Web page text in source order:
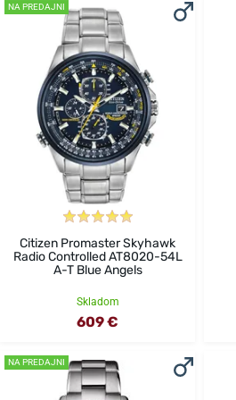
NA PREDAJNI
Citizen Promaster Skyhawk
Radio Controlled AT8020-54L
A-T Blue Angels
Skladom
609 €
NA PREDAJNI